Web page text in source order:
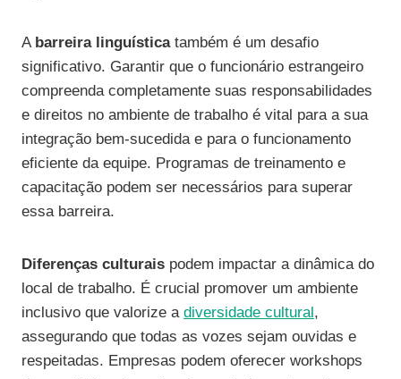
A barreira linguísticatambém é um desafio
significativo. Garantir que o funcionário estrangeiro
compreenda completamente suas responsabilidades
e direitos no ambiente de trabalho é vital para a sua
integração bem-sucedida e para o funcionamento
eficiente da equipe. Programas de treinamento e
capacitação podem ser necessários para superar
essa barreira.
Diferenças culturais podem impactar a dinâmica do
local de trabalho. É crucial promover um ambiente
inclusivo que valorize a diversidade cultural ,
assegurando que todas as vozes sejam ouvidas e
respeitadas. Empresas podem oferecer workshops